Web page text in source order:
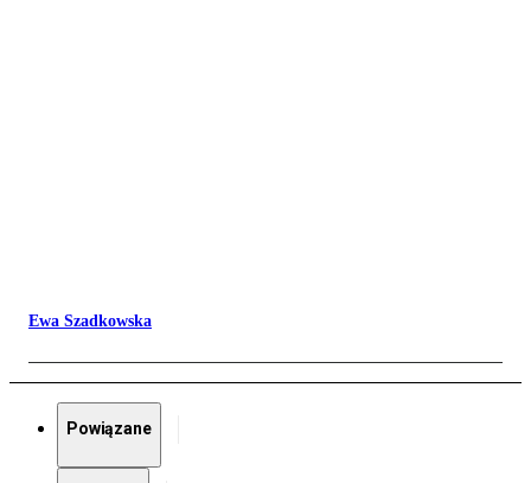
Ewa Szadkowska
Powiązane